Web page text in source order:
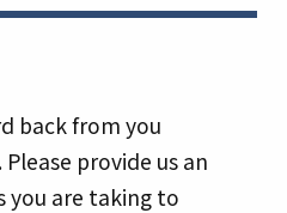
back from you
provide us an
you are taking to